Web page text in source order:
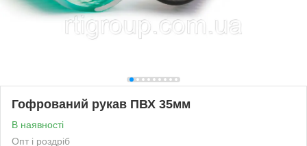
Гофрований рукав ПВХ 35мм
В наявності
Опт і роздріб